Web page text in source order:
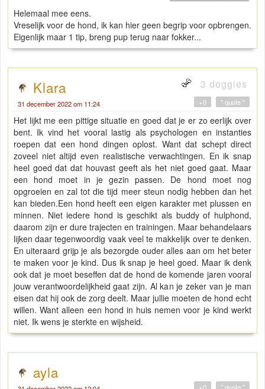
Helemaal mee eens.
Vreselijk voor de hond, ik kan hier geen begrip voor opbrengen.
Eigenlijk maar 1 tip, breng pup terug naar fokker...
Klara 3 doggies
31 december 2022 om 11:24 " quote "
+0
Het lijkt me een pittige situatie en goed dat je er zo eerlijk over
bent. Ik vind het vooral lastig als psychologen en instanties
roepen dat een hond dingen oplost. Want dat schept direct
zoveel niet altijd even realistische verwachtingen. En ik snap
heel goed dat dat houvast geeft als het niet goed gaat. Maar
een hond moet in je gezin passen. De hond moet nog
opgroeien en zal tot die tijd meer steun nodig hebben dan het
kan bieden.Een hond heeft een eigen karakter met plussen en
minnen. Niet iedere hond is geschikt als buddy of hulphond,
daarom zijn er dure trajecten en trainingen. Maar behandelaars
lijken daar tegenwoordig vaak veel te makkelijk over te denken.
En uiteraard grijp je als bezorgde ouder alles aan om het beter
te maken voor je kind. Dus ik snap je heel goed. Maar ik denk
ook dat je moet beseffen dat de hond de komende jaren vooral
jouw verantwoordelijkheid gaat zijn. Al kan je zeker van je man
eisen dat hij ook de zorg deelt. Maar jullie moeten de hond echt
willen. Want alleen een hond in huis nemen voor je kind werkt
niet. Ik wens je sterkte en wijsheid.
ayla
" quote "
+0